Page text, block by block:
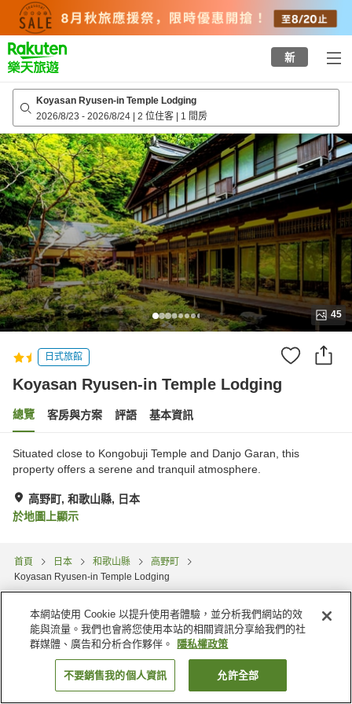
top
page
新
Koyasan Ryusen-in Temple Lodging
2026/8/23 - 2026/8/24 | 2 位住客 | 1 間房
45
日式旅館
Koyasan Ryusen-in Temple Lodging
總覽 客房與方案 評語 基本資訊
Situated close to Kongobuji Temple and Danjo Garan, this
property offers a serene and tranquil atmosphere.
高野町, 和歌山縣, 日本
於地圖上顯示
首頁 日本 和歌山縣
高野町
Koyasan Ryusen-in Temple Lodging
找客房
本網站使用 Cookie 以提升使用者體驗，並分析我們網站的效
能與流量。我們也會將您使用本站的相關資訊分享給我們的社
群媒體、廣告和分析合作夥伴。
隱私權政策
不要銷售我的個人資訊 允許全部